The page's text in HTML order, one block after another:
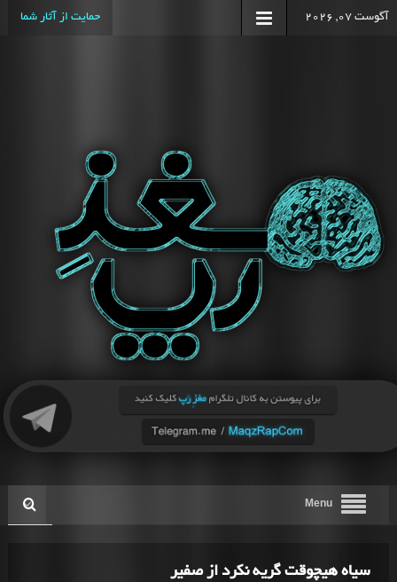
آگوست 07, 2026 حمایت از آثار شما
Menu
سیاه هیچوقت گریه نکرد از صفیر